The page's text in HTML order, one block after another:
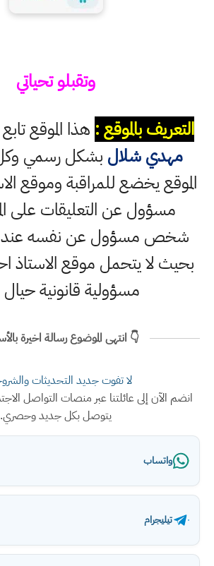
وتقبلو تحياتي
التعريف بالموقع : هذا الموقع
مهدي شلال بشكل رسمي
الموقع يخضع للمراقبة وموقع
مسؤول عن التعليقات على
شخص مسؤول عن نفسه عند
بحيث لا يتحمل موقع الاستاذ
مسؤولية قانونية
👇 انتهى الموضوع رسالة اخيرة
لا تفوت جديد التحديثات
انضم الآن إلى عائلتنا عبر منصات التواصل
يتوصل بكل جديد وحصري.
واتساب
تيليجرام